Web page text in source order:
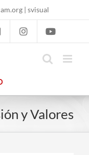
| svisual
y Valores